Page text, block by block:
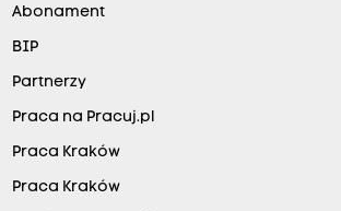
Abonament
BIP
Partnerzy
Praca na Pracuj.pl
Praca Kraków
Praca Kraków